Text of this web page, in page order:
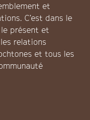
et
C’est dans le
présent et
relations
et tous les